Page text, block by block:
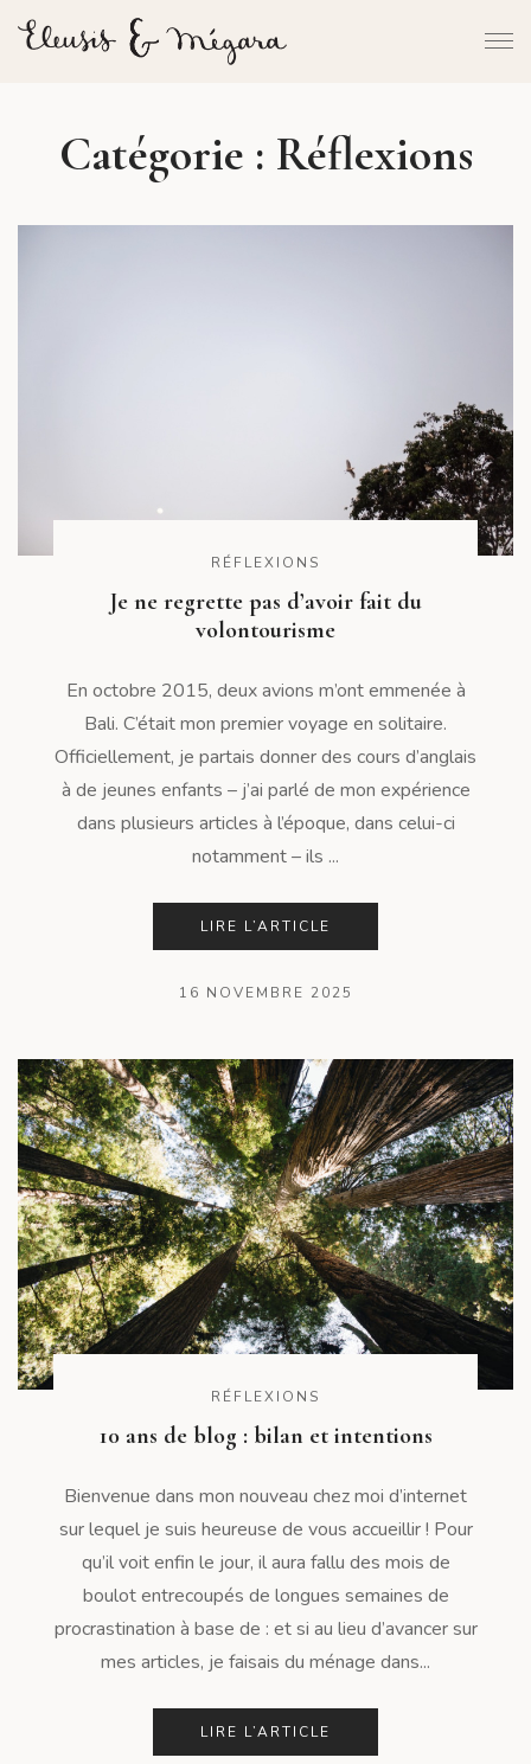
Catégorie : Réflexions
RÉFLEXIONS
Je ne regrette pas d’avoir fait du
volontourisme
En octobre 2015, deux avions m’ont emmenée à
Bali. C’était mon premier voyage en solitaire.
Officiellement, je partais donner des cours d’anglais
à de jeunes enfants – j’ai parlé de mon expérience
dans plusieurs articles à l’époque, dans celui-ci
notamment – ils ...
LIRE L’ARTICLE
16 NOVEMBRE 2025
RÉFLEXIONS
10 ans de blog : bilan et intentions
Bienvenue dans mon nouveau chez moi d’internet
sur lequel je suis heureuse de vous accueillir ! Pour
qu’il voit enfin le jour, il aura fallu des mois de
boulot entrecoupés de longues semaines de
procrastination à base de : et si au lieu d’avancer sur
mes articles, je faisais du ménage dans...
LIRE L’ARTICLE